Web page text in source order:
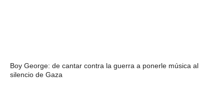
Boy George: de cantar contra la guerra a ponerle música al
silencio de Gaza